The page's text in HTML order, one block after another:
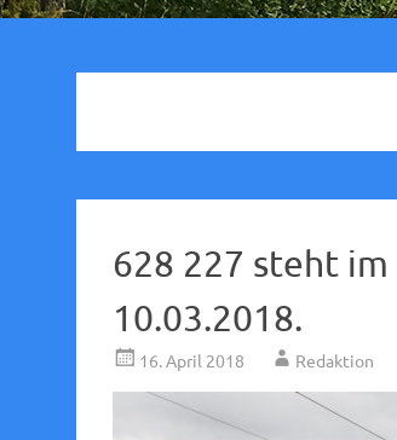
628 227 steht
10.03.2018.
16. April 2018 Redaktion